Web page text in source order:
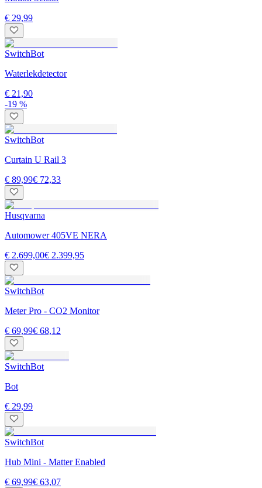
€ 29,99
SwitchBot
Waterlekdetector
€ 21,90
-19 %
SwitchBot
Curtain U Rail 3
€ 89,99€ 72,33
Husqvarna
Automower 405VE NERA
€ 2.699,00€ 2.399,95
SwitchBot
Meter Pro - CO2 Monitor
€ 69,99€ 68,12
SwitchBot
Bot
€ 29,99
SwitchBot
Hub Mini - Matter Enabled
€ 69,99€ 63,07